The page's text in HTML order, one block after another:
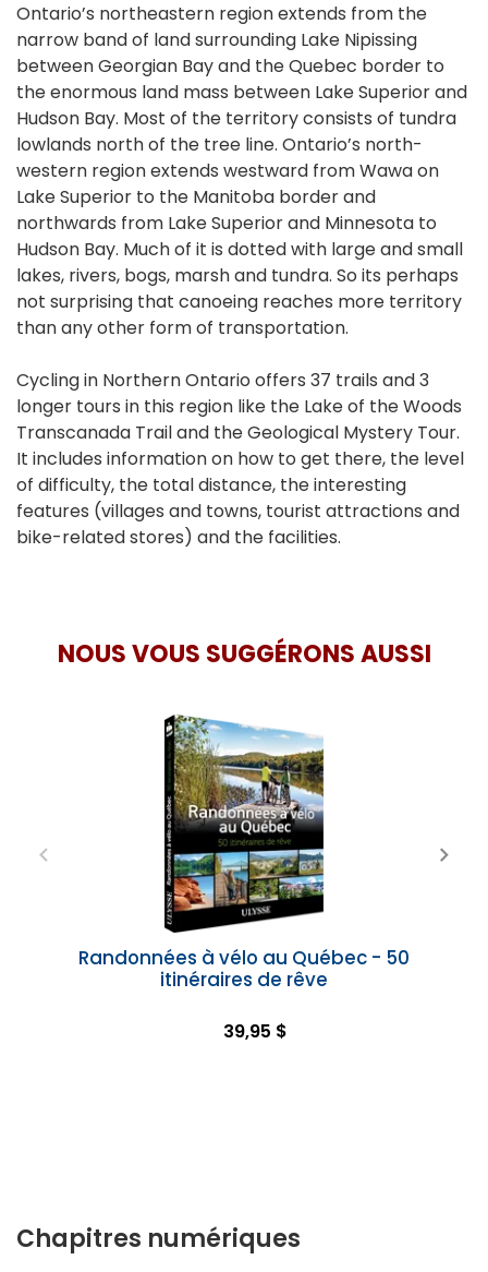
Ontario’s northeastern region extends from the
narrow band of land surrounding Lake Nipissing
between Georgian Bay and the Quebec border to
the enormous land mass between Lake Superior and
Hudson Bay. Most of the territory consists of tundra
lowlands north of the tree line. Ontario’s north-
western region extends westward from Wawa on
Lake Superior to the Manitoba border and
northwards from Lake Superior and Minnesota to
Hudson Bay. Much of it is dotted with large and small
lakes, rivers, bogs, marsh and tundra. So its perhaps
not surprising that canoeing reaches more territory
than any other form of transportation.
Cycling in Northern Ontario offers 37 trails and 3
longer tours in this region like the Lake of the Woods
Transcanada Trail and the Geological Mystery Tour.
It includes information on how to get there, the level
of difficulty, the total distance, the interesting
features (villages and towns, tourist attractions and
bike-related stores) and the facilities.
NOUS VOUS SUGGÉRONS AUSSI
Randonnées à vélo au Québec - 50
itinéraires de rêve
39,95 $
Chapitres numériques